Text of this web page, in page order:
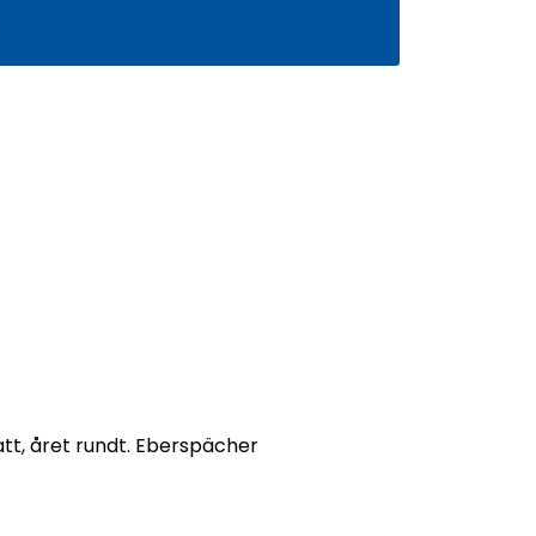
året rundt. Eberspächer